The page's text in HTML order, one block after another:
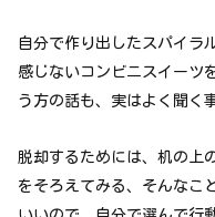
自分で作り出したスパイラ
感じないコンビニスイーツ
う方の話も、実はよく聞く
脱却するためには、机の上
をそろえてみる、そんなこ